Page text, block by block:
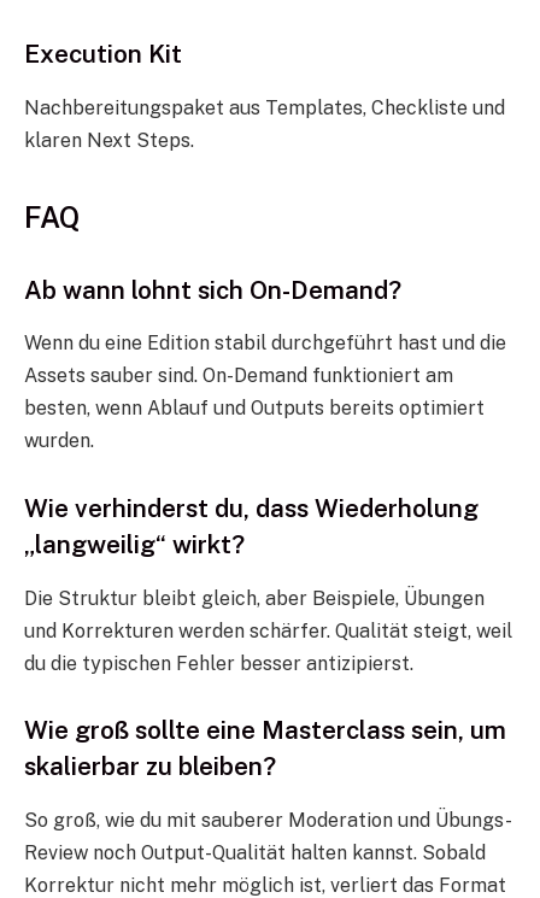
Execution Kit
Nachbereitungspaket aus Templates, Checkliste und
klaren Next Steps.
FAQ
Ab wann lohnt sich On-Demand?
Wenn du eine Edition stabil durchgeführt hast und die
Assets sauber sind. On-Demand funktioniert am
besten, wenn Ablauf und Outputs bereits optimiert
wurden.
Wie verhinderst du, dass Wiederholung
„langweilig“ wirkt?
Die Struktur bleibt gleich, aber Beispiele, Übungen
und Korrekturen werden schärfer. Qualität steigt, weil
du die typischen Fehler besser antizipierst.
Wie groß sollte eine Masterclass sein, um
skalierbar zu bleiben?
So groß, wie du mit sauberer Moderation und Übungs-
Review noch Output-Qualität halten kannst. Sobald
Korrektur nicht mehr möglich ist, verliert das Format